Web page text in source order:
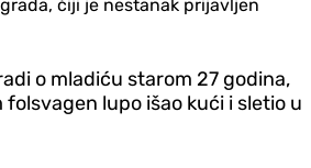
čiji je nestanak prijavljen
o mladiću starom 27 godina,
lupo išao kući i sletio u